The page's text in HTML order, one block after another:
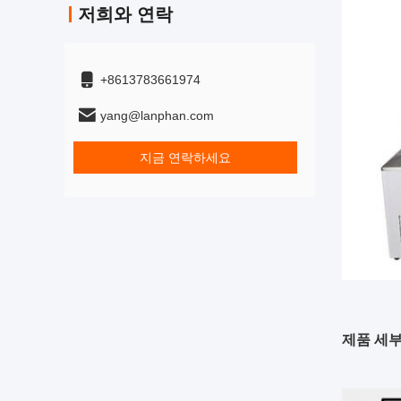
저희와 연락
+8613783661974
yang@lanphan.com
지금 연락하세요
제품 세